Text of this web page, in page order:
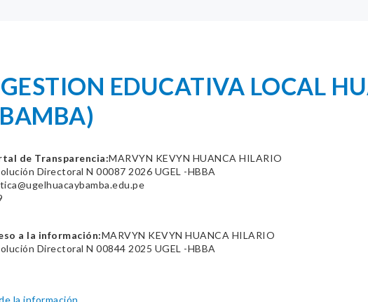
EDUCATIVA LOCAL
de Transparencia:MARVYN KEVYN HUANCA HILARIO
Directoral N 00087 2026 UGEL -HBBA
a la información:MARVYN KEVYN HUANCA HILARIO
Directoral N 00844 2025 UGEL -HBBA
la información